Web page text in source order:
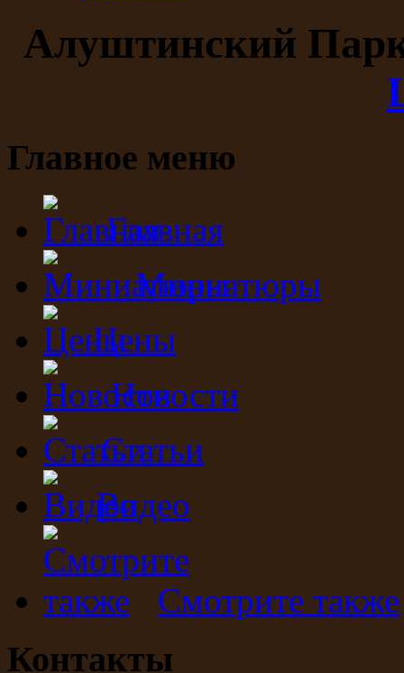
Алуштинский
Главное меню
Главная
Миниатюры
Цены
Новости
Статьи
Видео
Смотрите также
Контакты